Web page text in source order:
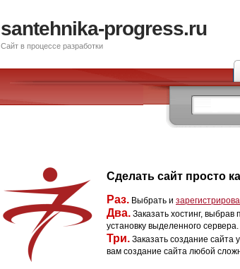
santehnika-progress.ru
Сайт в процессе разработки
Сделать сайт просто
Раз. Выбрать и
Два. Заказать хостинг,
установку выделенного сервера.
Три. Заказать создание
вам создание сайта любой